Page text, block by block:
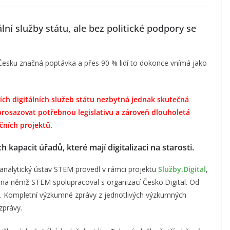
služby státu, ale bez politické podpory se
značná poptávka a přes 90 % lidí to dokonce vnímá jako
digitálních služeb státu nezbytná jednak skutečná
potřebnou legislativu a zároveň dlouholetá
projektů.
kapacit úřadů, které mají digitalizaci na starosti.
ústav STEM provedl v rámci projektu Služby.Digital,
němž STEM spolupracoval s organizací Česko.Digital. Od
výzkumné zprávy z jednotlivých výzkumných